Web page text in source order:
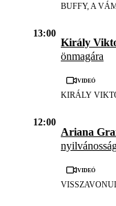
BUFFY, A
13:00
Király
önmagára
Videó
KIRÁLY
12:00
Ariana
Videó